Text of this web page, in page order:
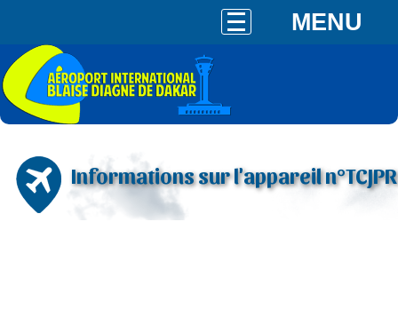
MENU
Informations sur l'appareil n°TCJPR